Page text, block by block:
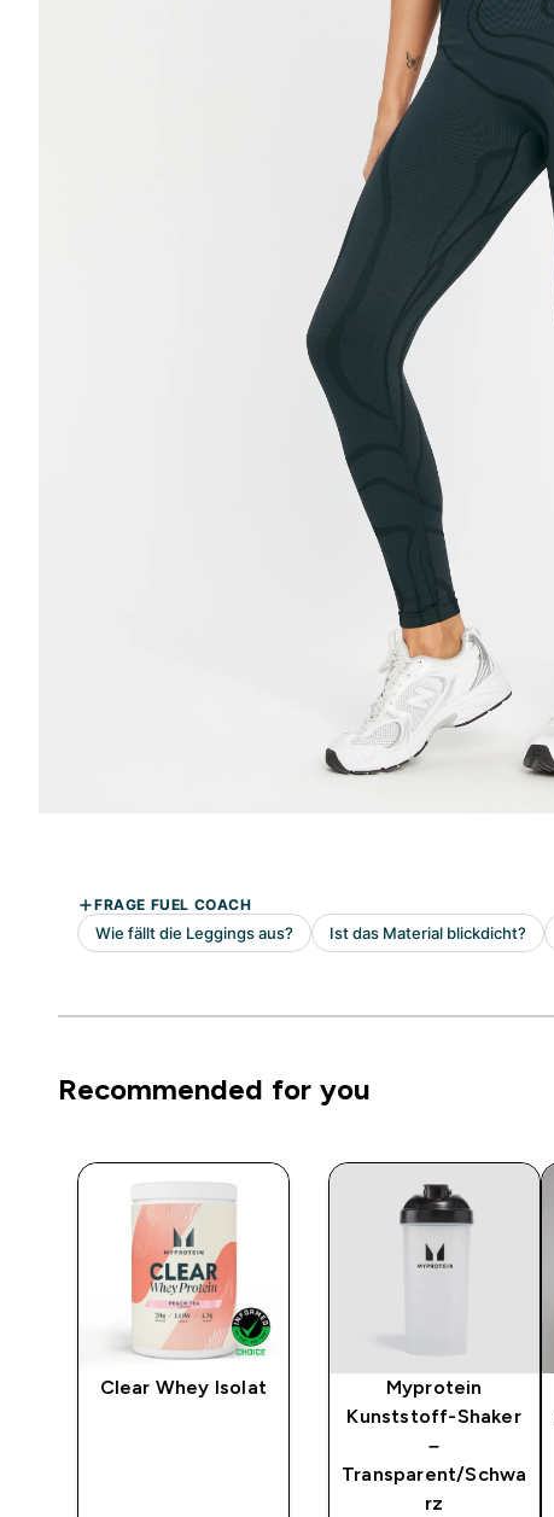
Recommended for you
Clear Whey Isolat
Myprotein
Kunststoff-Shaker
–
Transparent/Schwa
rz